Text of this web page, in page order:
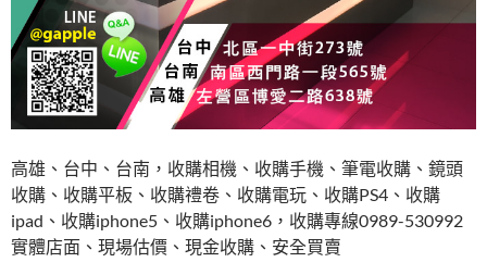
高雄、台中、台南，收購相機、收購手機、筆電收購、鏡頭
收購、收購平板、收購禮卷、收購電玩、收購PS4、收購
ipad、收購iphone5、收購iphone6，收購專線0989-530992
實體店面、現場估價、現金收購、安全買賣